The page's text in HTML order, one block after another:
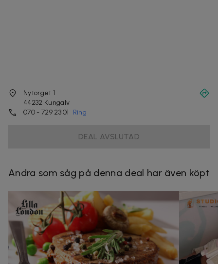
Nytorget 1
44232 Kungälv
070 - 729 23 01
Ring
DEAL AVSLUTAD
Andra som såg på denna deal har även köpt